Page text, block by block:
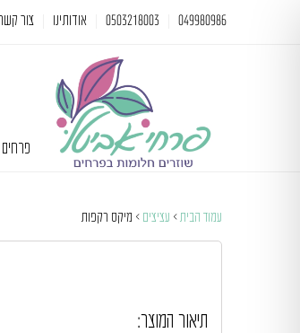
049980986
0503218003 אודותינו צור קשר
פרחים
עמוד הבית > עציצים > מיקס רקפות
תיאור המוצר: